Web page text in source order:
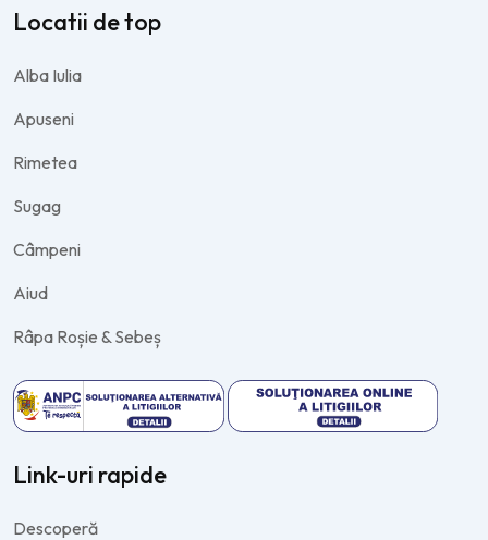
Locatii de top
Alba Iulia
Apuseni
Rimetea
Sugag
Câmpeni
Aiud
Râpa Roșie & Sebeș
Link-uri rapide
Descoperă